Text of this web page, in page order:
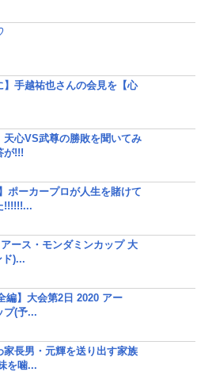
】手越祐也さんの会見を【心
天心VS武尊の勝敗を聞いてみ
が!!!
ポーカープロが人生を賭けて
!!!!!!...
アース・モンダミンカップ 大
ド)...
編】大会第2日 2020 アー
プ(予...
家長男・元輝を送り出す家族
を噛...